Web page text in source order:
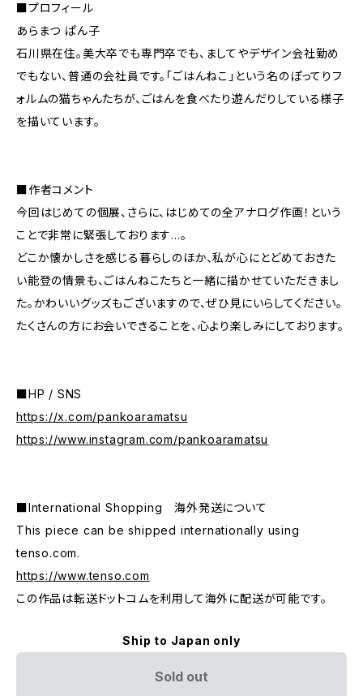
■プロフィール
あらまつ ぱん子
石川県在住。美大卒でも専門卒でも、ましてやデザイン会社勤め
でもない、普通の会社員です。「ごはんねこ」という名のぽってりフ
ォルムの猫ちゃんたちが、ごはんを食べたり遊んだりしている様子
を描いています。
■作者コメント
今回はじめての個展、さらに、はじめての全アナログ作画！という
ことで非常に緊張しております…。
どこか懐かしさを感じる暮らしのほか、私が心にとどめておきた
い能登の情景も、ごはんねこたちと一緒に描かせていただきまし
た。かわいいグッズもございますので、ぜひ見にいらしてください。
たくさんの方にお会いできることを、心より楽しみにしております。
■HP / SNS
https://x.com/pankoaramatsu
https://www.instagram.com/pankoaramatsu
■International Shopping 海外発送について
This piece can be shipped internationally using
tenso.com.
https://www.tenso.com
この作品は転送ドットコムを利用して海外に配送が可能です。
Ship to Japan only
Sold out